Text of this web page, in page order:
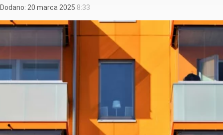
Dodano: 20 marca 2025 8:33